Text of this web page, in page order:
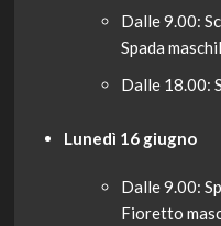
Dalle 9.00:
Spada
Dalle 18.00:
Lunedì 16 giugno
Dalle 9.00:
Fioretto